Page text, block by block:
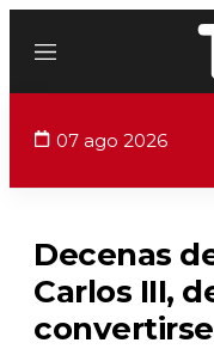
Menú
07 ago 2026
Decenas
Carlos III,